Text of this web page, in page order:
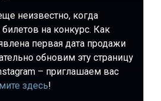
неизвестно, когда
на конкурс. Как
первая дата продажи
обновим эту страницу
– приглашаем вас
здесь!